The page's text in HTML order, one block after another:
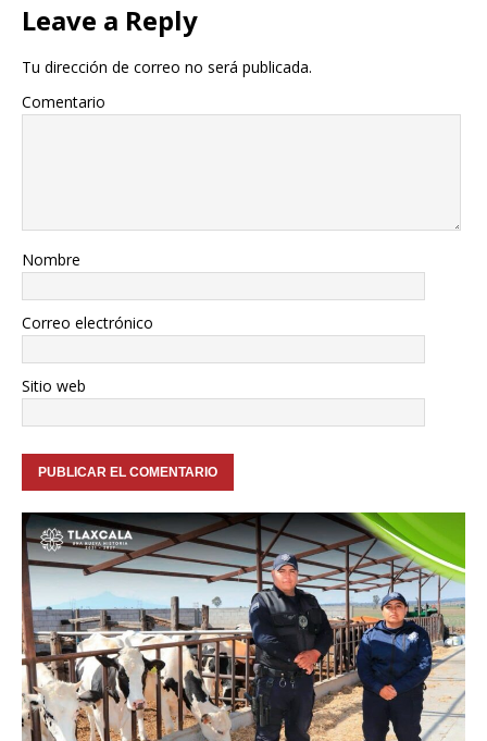
Leave a Reply
Tu dirección de correo no será publicada.
Comentario
Nombre
Correo electrónico
Sitio web